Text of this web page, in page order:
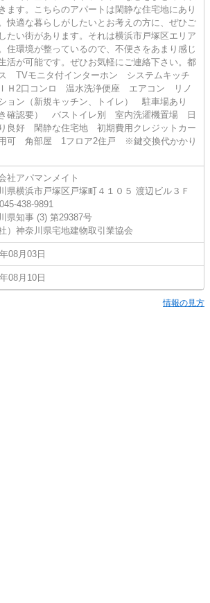
ます。こちらのアパートは閑静な住宅地にあり
快適な暮らしがしたいとお考えの方に、ぜひご
たい街があります。それは横浜市戸塚区エリア
住環境が整っているので、不便さをあまり感じ
活が可能です。ぜひお気軽にご連絡下さい。都
TVモニタ付インターホン システムキッチ
Ｈ2口コンロ 温水洗浄便座 エアコン リノ
ョン（新規キッチン、トイレ） 駐車場あり
き確認要） バストイレ別 室内洗濯機置場 日
良好 閑静な住宅地 初期費用クレジットカー
用可 角部屋 1フロア2住戸 ※鍵交換代かかり
社アパマンメイト
県横浜市戸塚区戸塚町４１０５ 渡辺ビル３Ｆ
438-9891
県知事 (3) 第29387号
社）神奈川県宅地建物取引業協会
08月03日
08月10日
情報の見方